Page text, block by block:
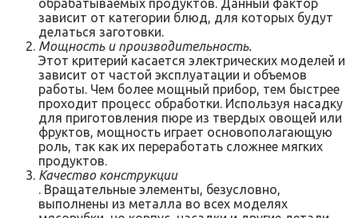
обрабатываемых продуктов. Данный фактор
зависит от категории блюд, для которых будут
делаться заготовки.
Мощность и производительность.
Этот критерий касается электрических моделей и
зависит от частой эксплуатации и объемов
работы. Чем более мощный прибор, тем быстрее
проходит процесс обработки. Используя насадку
для приготовления пюре из твердых овощей или
фруктов, мощность играет основополагающую
роль, так как их переработать сложнее мягких
продуктов.
Качество конструкции
. Вращательные элементы, безусловно,
выполнены из металла во всех моделях